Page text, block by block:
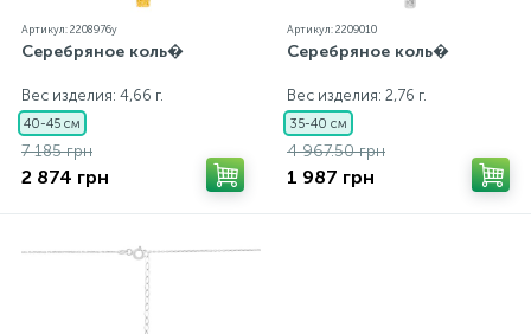
Артикул: 2208976y
Серебряное коль�
Вес изделия: 4,66 г.
40-45 см
7 185 грн
2 874 грн
Артикул: 2209010
Серебряное коль�
Вес изделия: 2,76 г.
35-40 см
4 967.50 грн
1 987 грн